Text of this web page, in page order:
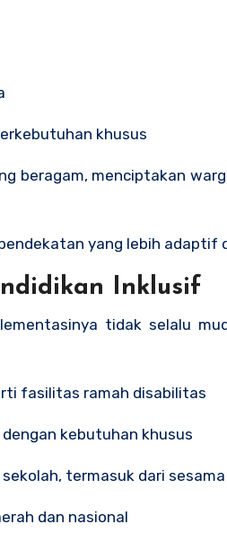
khusus
yang lebih adaptif
Inklusif
tidak selalu
fasilitas ramah disabilitas
kebutuhan khusus
sekolah, termasuk dari
dan nasional